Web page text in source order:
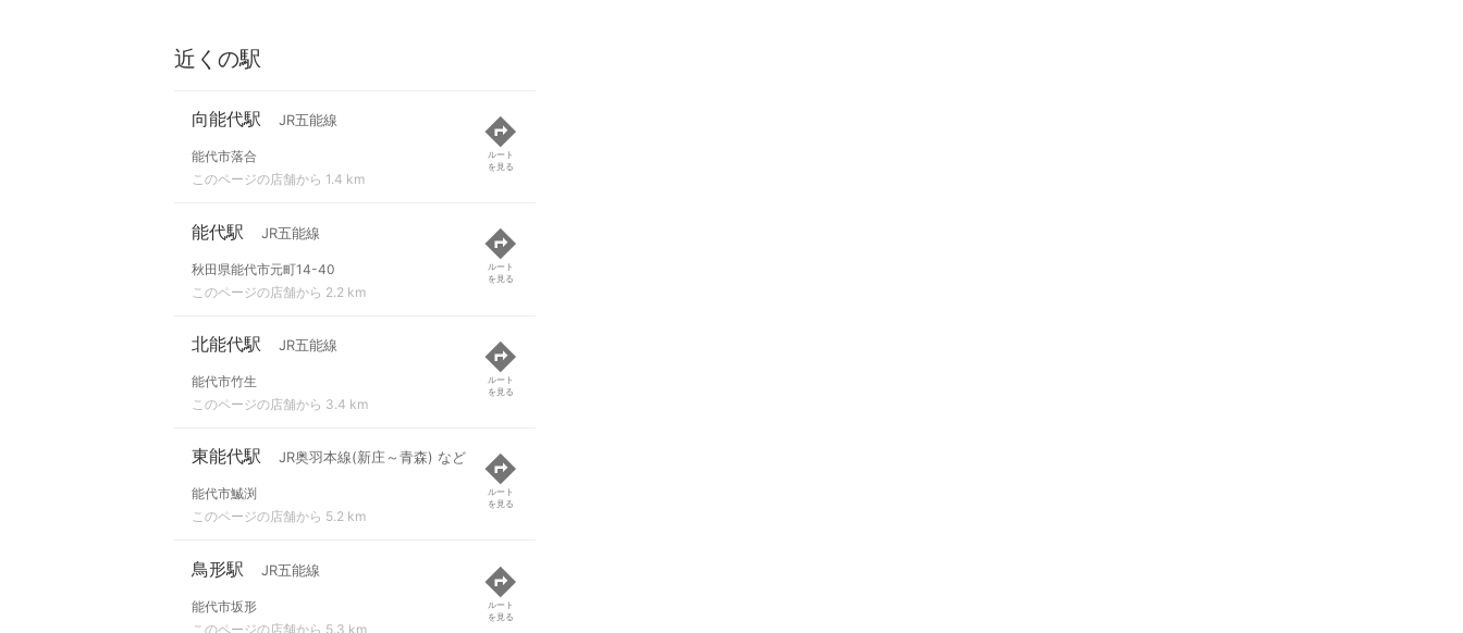
近くの駅
向能代駅 JR五能線
能代市落合
このページの店舗から 1.4 km
ルート
を見る
能代駅 JR五能線
秋田県能代市元町14-40
このページの店舗から 2.2 km
ルート
を見る
北能代駅 JR五能線
能代市竹生
このページの店舗から 3.4 km
ルート
を見る
東能代駅 JR奥羽本線(新庄～青森) など
能代市鰄渕
このページの店舗から 5.2 km
ルート
を見る
鳥形駅 JR五能線
能代市坂形
このページの店舗から 5.3 km
ルート
を見る